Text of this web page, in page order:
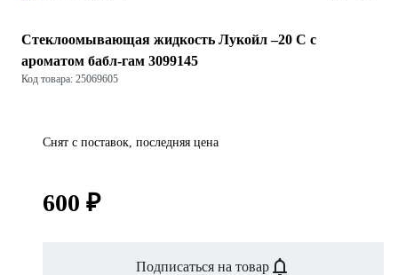
Стеклоомывающая жидкость Лукойл –20 С с
ароматом бабл-гам 3099145
Код товара: 25069605
Снят с поставок, последняя цена
600 ₽
Подписаться на товар